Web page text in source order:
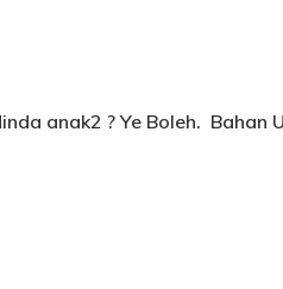
anak2 ? Ye Boleh. Bahan